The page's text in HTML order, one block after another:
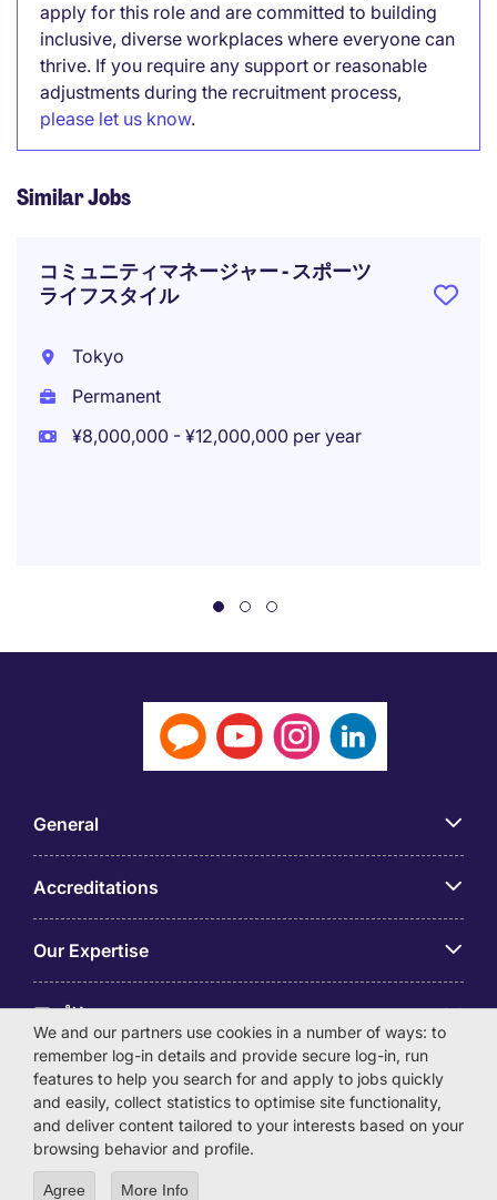
apply for this role and are committed to building
inclusive, diverse workplaces where everyone can
thrive. If you require any support or reasonable
adjustments during the recruitment process,
please let us know.
Similar Jobs
コミュニティマネージャー - スポーツ
ライフスタイル
Tokyo
Permanent
¥8,000,000 - ¥12,000,000 per year
General
Accreditations
Our Expertise
アプリ
Employer Centre
We and our partners use cookies in a number of ways: to
remember log-in details and provide secure log-in, run
features to help you search for and apply to jobs quickly
and easily, collect statistics to optimise site functionality,
and deliver content tailored to your interests based on your
browsing behavior and profile.
Agree More Info